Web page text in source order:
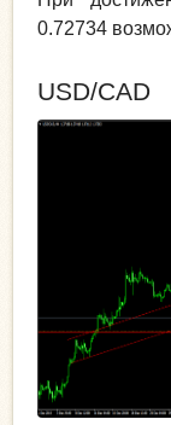
0.72734
USD/CAD